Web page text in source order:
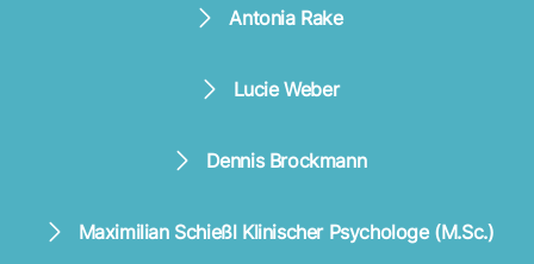
Antonia Rake
Lucie Weber
Dennis Brockmann
Maximilian Schießl Klinischer Psychologe (M.Sc.)